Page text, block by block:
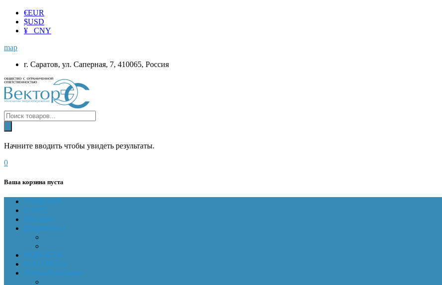
€EUR
$USD
¥ CNY
map
г. Саратов, ул. Саперная, 7, 410065, Россия
Начните вводить чтобы увидеть результаты.
0
Ваша корзина пуста
ГЛАВНАЯ
О НАС
Магазин
Документы
НОВОСТИ
КОНТАКТЫ
Личный кабинет